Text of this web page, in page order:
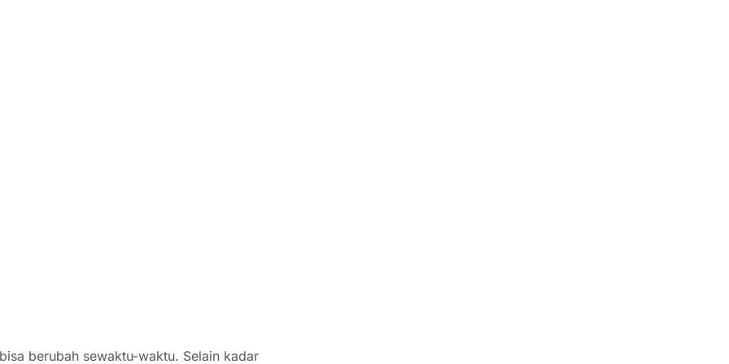
berubah sewaktu-waktu. Selain kadar